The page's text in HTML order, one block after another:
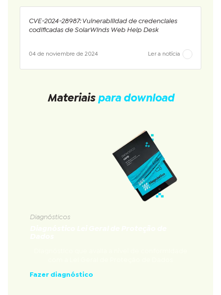
CVE-2024-28987: Vulnerabilidad de credenciales
codificadas de SolarWinds Web Help Desk
04 de noviembre de 2024 Ler a notícia
Materiais para download
Diagnósticos
Fazer diagnóstico